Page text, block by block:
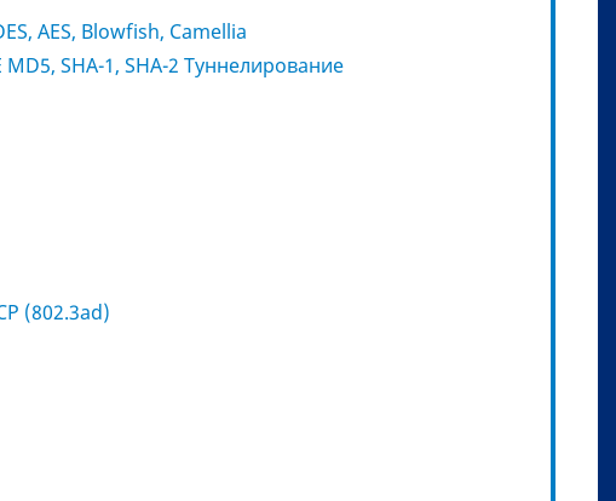
AES, Blowfish, Camellia
SHA-1, SHA-2 Туннелирование
(802.3ad)